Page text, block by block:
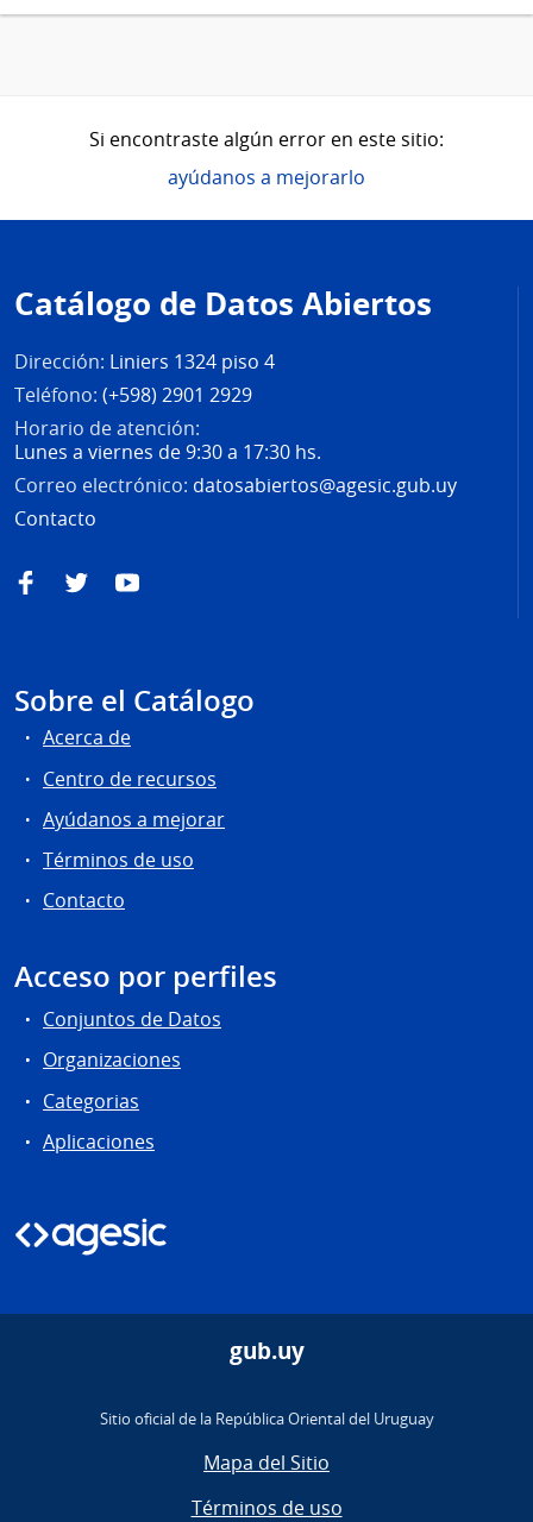
Si encontraste algún error en este sitio:
ayúdanos a mejorarlo
de
página
Catálogo de Datos Abiertos
Dirección: Liniers 1324 piso 4
Teléfono: (+598) 2901 2929
Horario de atención:
Lunes a viernes de 9:30 a 17:30 hs.
Correo electrónico: datosabiertos@agesic.gub.uy
Contacto
FacebookTwitterYouTube
Sobre el Catálogo
Acerca de
Centro de recursos
Ayúdanos a mejorar
Términos de uso
Contacto
Acceso por perfiles
Conjuntos de Datos
Organizaciones
Categorias
Aplicaciones
gub.uy
Sitio oficial de la República Oriental del Uruguay
Mapa del Sitio
Términos de uso